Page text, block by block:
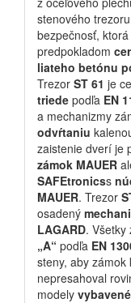
stenového trezoru
bezpečnosť,
predpokladom
liateho betónu
Trezor ST 61 je
triede podľa EN
a mechanizmy
odvŕtaniu
zaistenie dverí je
zámok MAUER
SAFEtronicss
MAUER. Trezor
osadený
LAGARD. Všetky
„A“ podľa EN
steny, aby
nepresahoval
modely